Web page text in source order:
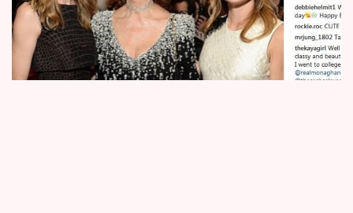
Sledujte prima+
Filmový festival Karlovy Vary